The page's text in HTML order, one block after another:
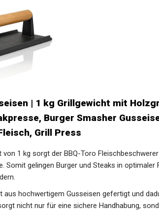
| 1 kg Grillgewicht mit
Burger Smasher
Grill Press
von 1 kg sorgt der BBQ-Toro
Somit gelingen Burger und Steaks in optimaler
aus hochwertigem Gusseisen gefertigt und
nicht nur für eine sichere Handhabung,